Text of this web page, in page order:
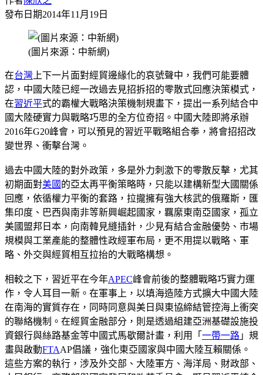
發布日期2014年11月19日
(圖片來源：中新網)
在台灣 上下一片面對經貿邊緣化的哀號聲中，我們可能要體
認，中國大陸已經一改過去見招拆招的零散式回應決策模式，
在習近平式的霸權大戰略決策機制規畫下，提出一系列結合中
國大陸硬實力與戰略巧思的全方位奇招。中國大陸即將承辦
2016年G20峰會，可以預見的習近平戰略組合拳，將會招招改
變世界、衝擊台灣。
過去中國大陸的對外政策，多是外力刺激下的零散反擊，尤其
初期面對美國 的亞太再平衡策略時，只能以建構新型大國關係
回應，依循權力平衡的套路，拉攏擁有強大核武的俄羅斯，匯
集印度、巴西與南非等新興崛起國家，羈縻東南亞國家，孤立
美國盟邦日本，向南韓見縫插針，少見有結合金融優勢、市場
規模與工業產能的整體性政經軍布局，更不用提以戰略、軍
略、外交與經貿相互拉抬的大戰略構想。
相較之下，習近平在今年APEC峰會前後的整體戰略巧實力運
作，令人耳目一新。在軍事上，以填海造陸方式擴大中國大陸
在南海的實質存在，同時同意與美日與東協締結管控海上衝突
的聯絡機制。在經貿金融部分，則是透過組建亞洲基礎設施投
資銀行與絲路基金等中國式馬歇爾計畫，利用「 一帶一路 」規
畫與啟動FTAAP倡議，強化東亞國家與中國大陸互賴關係。
這些方案的執行，涉及外交部、大陸軍方、海洋局、財政部、